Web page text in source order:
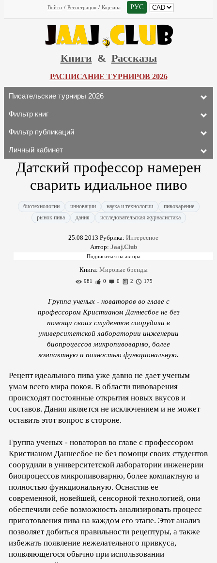
Войти / Регистрация / Корзина РУС
Книги & Рассказы
РАСПИСАНИЕ ТУРНИРОВ 2026
Писательские турниры 2026
Фильтр книг
Фильтр публикаций
Личный кабинет
Датский профессор намерен
сварить идиальное пиво
биотехнологии инновации наука и технологии
пивоварение
рынок пива
дания исследовательская журналистика
25.08.2013 Рубрика: Интересное
Автор: Jaaj.Club
Книга: Мировые бренды
981 0 0 2 175
Группа ученых - новаторов во главе с
профессором Кристианом Даннесбое не без
помощи своих студентов соорудили в
университетской лаборатории инженерии
биопроцессов микропивоварню, более
компактную и полностью функциональную.
Рецепт идеального пива уже давно не дает ученым
умам всего мира покоя. В области пивоварения
происходят постоянные открытия новых вкусов и
составов. Дания является не исключением и не может
оставить этот вопрос в стороне.
Группа ученых - новаторов во главе с профессором
Кристианом Даннесбое не без помощи своих студентов
соорудили в университетской лаборатории инженерии
биопроцессов микропивоварню, более компактную и
полностью функциональную. Оснастив ее
современной, новейшей, сенсорной технологией, они
обеспечили себе возможность анализировать процесс
приготовления пива на каждом его этапе. Этот анализ
позволяет добиться правильности рецептуры, а также
избежать появление нежелательного привкуса,
появляющегося обычно при использовании